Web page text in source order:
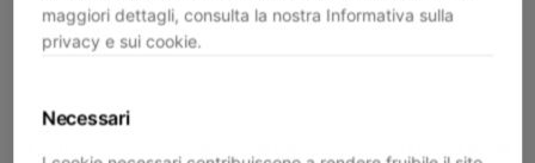
maggiori dettagli, consulta la nostra Informativa sulla
privacy e sui cookie.
Necessari